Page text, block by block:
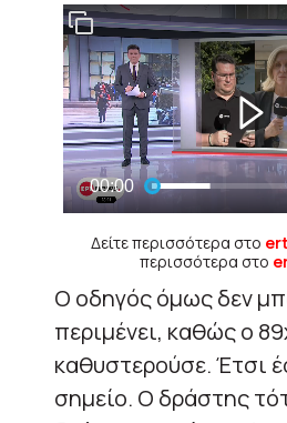
Δείτε περισσότερα στο
περισσότερα στο
Ο οδηγός όμως δεν
περιμένει, καθώς ο
καθυστερούσε. Έτσι
σημείο. Ο δράστης